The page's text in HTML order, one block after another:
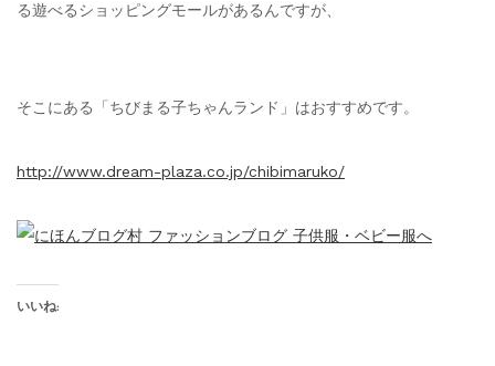
る遊べるショッピングモールがあるんですが、
そこにある「ちびまる子ちゃんランド」はおすすめです。
http://www.dream-plaza.co.jp/chibimaruko/
いいね: